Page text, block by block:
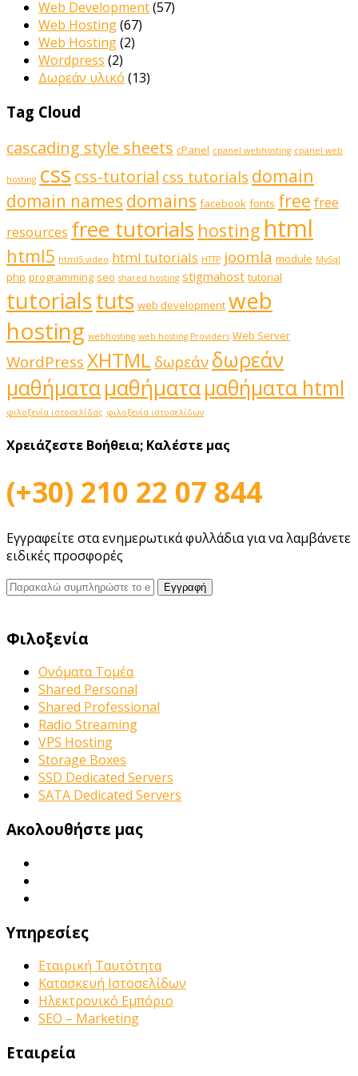
Web Development(57)
Web Hosting(67)
Web Hosting(2)
Wordpress (2)
Δωρεάν υλικό (13)
Tag Cloud
cascading style sheets cPanel cpanel webhosting cpanel web
hosting css css-tutorial css tutorials domain
domain names domains facebook fonts free free
resources free tutorials hosting html
html5 html5 video html tutorials HTTP joomla module MySql
php programming seo shared hosting stigmahost tutorial
tutorialstuts web development web
hosting webhosting web hosting Providers Web Server
WordPressXHTML δωρεάνδωρεάν
μαθήματαμαθήματαμαθήματα html
φιλοξενία ιστοσελίδας φιλοξενία ιστοσελίδων
Χρειάζεστε Βοήθεια; Καλέστε μας
(+30) 210 22 07 844
Εγγραφείτε στα ενημερωτικά φυλλάδια για να λαμβάνετε
ειδικές προσφορές
Φιλοξενία
Ονόματα Τομέα
Shared Personal
Shared Professional
Radio Streaming
VPS Hosting
Storage Boxes
SSD Dedicated Servers
SATA Dedicated Servers
Ακολουθήστε μας
Υπηρεσίες
Εταιρική Ταυτότητα
Κατασκευή Ιστοσελίδων
Ηλεκτρονικό Εμπόριο
SEO – Marketing
Εταιρεία